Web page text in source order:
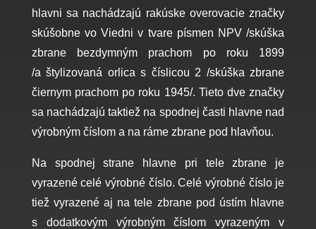
hlavni sa nachádzajú rakúske overovacie značky
skúšobne vo Viedni v tvare písmen NPV /skúška
zbrane bezdymným prachom po roku 1899
/a štylizovaná orlica s číslicou 2 /skúška zbrane
čiernym prachom po roku 1945/. Tieto dve značky
sa nachádzajú taktiež na spodnej časti hlavne nad
výrobným číslom a na ráme zbrane pod hlavňou.
Na spodnej strane hlavne pri tele zbrane je
vyrazené celé výrobné číslo. Celé výrobné číslo je
tiež vyrazené aj na tele zbrane pod ústím hlavne
s dodatkovým výrobným číslom vyrazeným v